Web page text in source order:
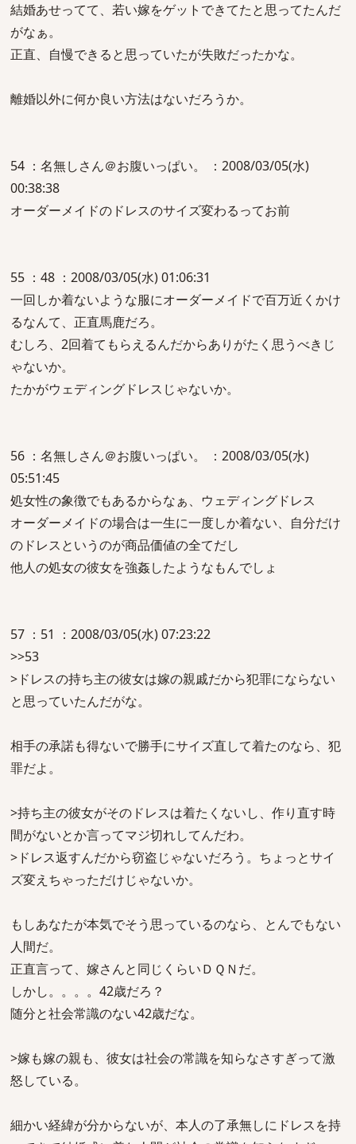
結婚あせってて、若い嫁をゲットできてたと思ってたんだ
がなぁ。
正直、自慢できると思っていたが失敗だったかな。
離婚以外に何か良い方法はないだろうか。
54 ：名無しさん＠お腹いっぱい。 ：2008/03/05(水)
00:38:38
オーダーメイドのドレスのサイズ変わるってお前
55 ：48 ：2008/03/05(水) 01:06:31
一回しか着ないような服にオーダーメイドで百万近くかけ
るなんて、正直馬鹿だろ。
むしろ、2回着てもらえるんだからありがたく思うべきじ
ゃないか。
たかがウェディングドレスじゃないか。
56 ：名無しさん＠お腹いっぱい。 ：2008/03/05(水)
05:51:45
処女性の象徴でもあるからなぁ、ウェディングドレス
オーダーメイドの場合は一生に一度しか着ない、自分だけ
のドレスというのが商品価値の全てだし
他人の処女の彼女を強姦したようなもんでしょ
57 ：51 ：2008/03/05(水) 07:23:22
>>53
>ドレスの持ち主の彼女は嫁の親戚だから犯罪にならない
と思っていたんだがな。
相手の承諾も得ないで勝手にサイズ直して着たのなら、犯
罪だよ。
>持ち主の彼女がそのドレスは着たくないし、作り直す時
間がないとか言ってマジ切れしてんだわ。
>ドレス返すんだから窃盗じゃないだろう。ちょっとサイ
ズ変えちゃっただけじゃないか。
もしあなたが本気でそう思っているのなら、とんでもない
人間だ。
正直言って、嫁さんと同じくらいＤＱＮだ。
しかし。。。。42歳だろ？
随分と社会常識のない42歳だな。
>嫁も嫁の親も、彼女は社会の常識を知らなさすぎって激
怒している。
細かい経緯が分からないが、本人の了承無しにドレスを持